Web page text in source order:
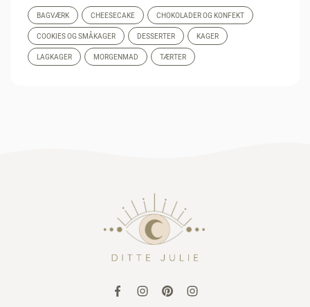
BAGVÆRK CHEESECAKE CHOKOLADER OG KONFEKT
COOKIES OG SMÅKAGER DESSERTER KAGER
LAGKAGER MORGENMAD TÆRTER